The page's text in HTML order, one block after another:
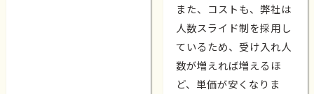
また、コストも、弊社は
人数スライド制を採用し
ているため、受け入れ人
数が増えれば増えるほ
ど、単価が安くなりま